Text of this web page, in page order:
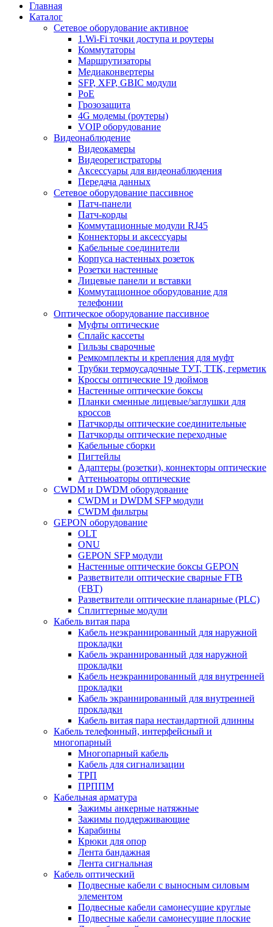
Главная
Каталог
Сетевое оборудование активное
1.Wi-Fi точки доступа и роутеры
Коммутаторы
Маршрутизаторы
Медиаконвертеры
SFP, XFP, GBIC модули
PoE
Грозозащита
4G модемы (роутеры)
VOIP оборудование
Видеонаблюдение
Видеокамеры
Видеорегистраторы
Аксессуары для видеонаблюдения
Передача данных
Сетевое оборудование пассивное
Патч-панели
Патч-корды
Коммутационные модули RJ45
Коннекторы и аксессуары
Кабельные соединители
Корпуса настенных розеток
Розетки настенные
Лицевые панели и вставки
Коммутационное оборудование для
телефонии
Оптическое оборудование пассивное
Муфты оптические
Сплайс кассеты
Гильзы сварочные
Ремкомплекты и крепления для муфт
Трубки термоусадочные ТУТ, ТТК, герметик
Кроссы оптические 19 дюймов
Настенные оптические боксы
Планки сменные лицевые/заглушки для
кроссов
Патчкорды оптические соединительные
Патчкорды оптические переходные
Кабельные сборки
Пигтейлы
Адаптеры (розетки), коннекторы оптические
Аттеньюаторы оптические
CWDM и DWDM оборудование
CWDM и DWDM SFP модули
CWDM фильтры
GEPON оборудование
OLT
ONU
GEPON SFP модули
Настенные оптические боксы GEPON
Разветвители оптические сварные FTB
(FBT)
Разветвители оптические планарные (PLC)
Сплиттерные модули
Кабель витая пара
Кабель неэкраннированный для наружной
прокладки
Кабель экраннированный для наружной
прокладки
Кабель неэкраннированный для внутренней
прокладки
Кабель экраннированный для внутренней
прокладки
Кабель витая пара нестандартной длинны
Кабель телефонный, интерфейсный и
многопарный
Многопарный кабель
Кабель для сигнализации
ТРП
ПРППМ
Кабельная арматура
Зажимы анкерные натяжные
Зажимы поддерживающие
Карабины
Крюки для опор
Лента бандажная
Лента сигнальная
Кабель оптический
Подвесные кабели с выносным силовым
элементом
Подвесные кабели самонесущие круглые
Подвесные кабели самонесущие плоские